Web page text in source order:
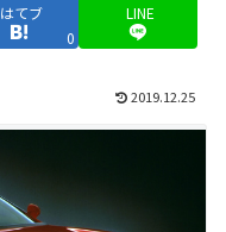
はてブ
0
LINE
2019.12.25